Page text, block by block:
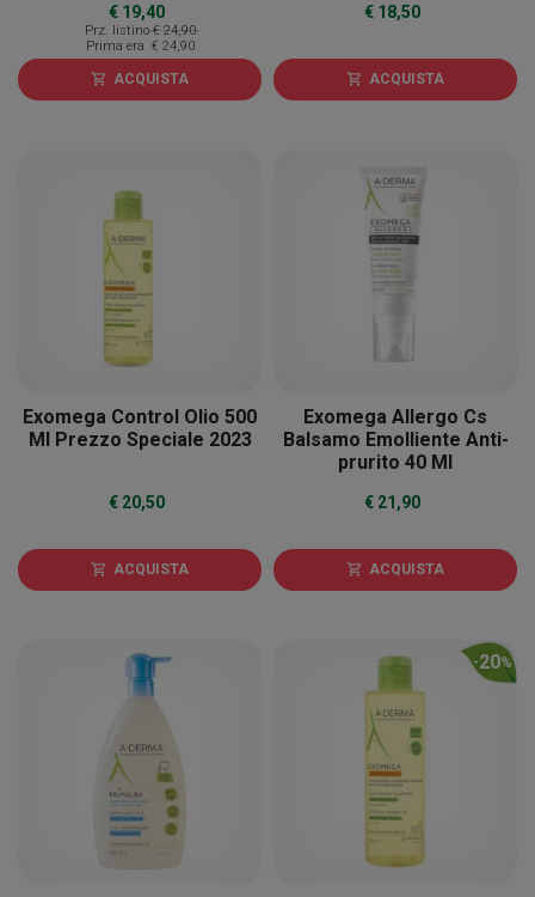
€ 19,40
Prz. listino € 24,90
Prima era € 24,90
shopping_cart ACQUISTA
€ 18,50
shopping_cart ACQUISTA
Exomega Control Olio 500
Ml Prezzo Speciale 2023
€ 20,50
shopping_cart ACQUISTA
Exomega Allergo Cs
Balsamo Emolliente Anti-
prurito 40 Ml
€ 21,90
shopping_cart ACQUISTA
-20%